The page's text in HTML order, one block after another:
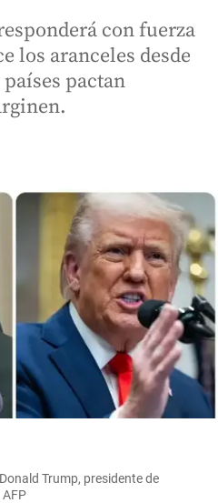
con fuerza
los aranceles desde
pactan
Trump, presidente de
AFP